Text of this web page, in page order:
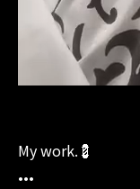
My work.💈
•••